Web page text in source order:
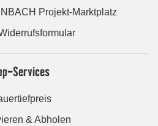
Projekt-Marktplatz
Services
& Abholen